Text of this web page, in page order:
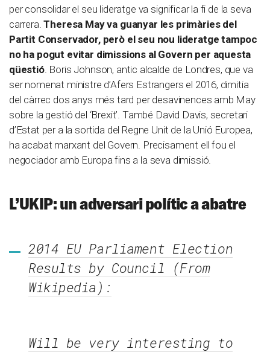
per consolidar el seu lideratge va significar la fi de la seva
carrera.Theresa May va guanyar les primàries del
Partit Conservador, però el seu nou lideratge tampoc
no ha pogut evitar dimissions al Govern per aquesta
qüestió. Boris Johnson, antic alcalde de Londres, que va
ser nomenat ministre d’Afers Estrangers el 2016, dimitia
del càrrec dos anys més tard per desavinences amb May
sobre la gestió del ‘Brexit’. També David Davis, secretari
d’Estat per a la sortida del Regne Unit de la Unió Europea,
ha acabat marxant del Govern. Precisament ell fou el
negociador amb Europa fins a la seva dimissió.
L’UKIP: un adversari polític a abatre
2014 EU Parliament Election
Results by Council (From
Wikipedia):
Will be very interesting to